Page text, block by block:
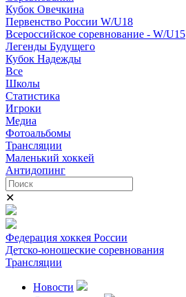
Кубок Овечкина
Первенство России W/U18
Всероссийское соревнование - W/U15
Легенды Будущего
Кубок Надежды
Все
Школы
Статистика
Игроки
Медиа
Фотоальбомы
Трансляции
Маленький хоккей
Антидопинг
✕
Федерация хоккея России
Детско-юношеские соревнования
Трансляции
Новости